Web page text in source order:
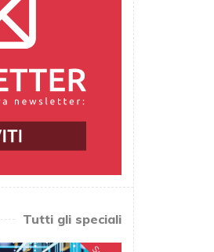
Tutti gli speciali